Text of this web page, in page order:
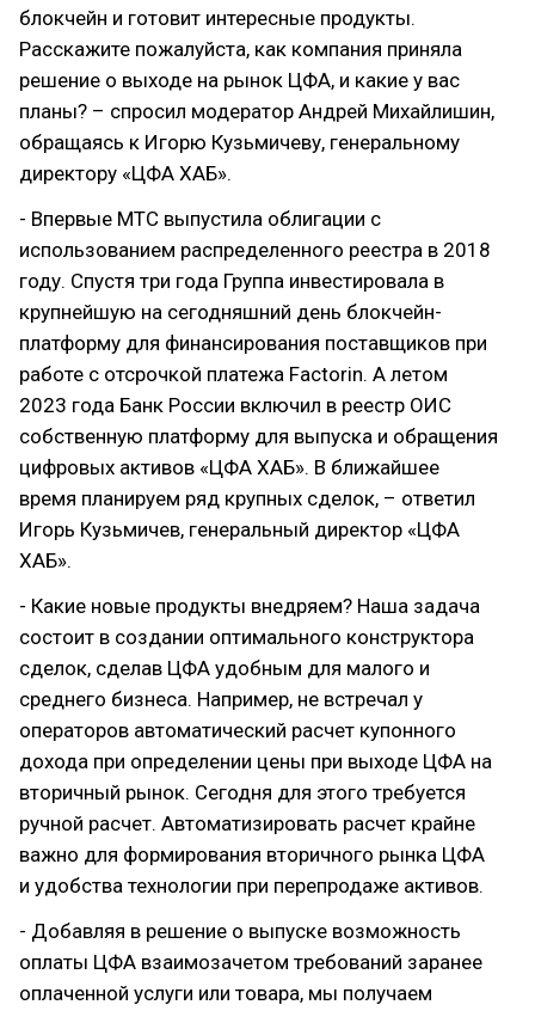
блокчейн и готовит интересные продукты.
Расскажите пожалуйста, как компания приняла
решение о выходе на рынок ЦФА, и какие у вас
планы? – спросил модератор Андрей Михайлишин,
обращаясь к Игорю Кузьмичеву, генеральному
директору «ЦФА ХАБ».
- Впервые МТС выпустила облигации с
использованием распределенного реестра в 2018
году. Спустя три года Группа инвестировала в
крупнейшую на сегодняшний день блокчейн-
платформу для финансирования поставщиков при
работе с отсрочкой платежа Factorin. А летом
2023 года Банк России включил в реестр ОИС
собственную платформу для выпуска и обращения
цифровых активов «ЦФА ХАБ». В ближайшее
время планируем ряд крупных сделок, – ответил
Игорь Кузьмичев, генеральный директор «ЦФА
ХАБ».
- Какие новые продукты внедряем? Наша задача
состоит в создании оптимального конструктора
сделок, сделав ЦФА удобным для малого и
среднего бизнеса. Например, не встречал у
операторов автоматический расчет купонного
дохода при определении цены при выходе ЦФА на
вторичный рынок. Сегодня для этого требуется
ручной расчет. Автоматизировать расчет крайне
важно для формирования вторичного рынка ЦФА
и удобства технологии при перепродаже активов.
- Добавляя в решение о выпуске возможность
оплаты ЦФА взаимозачетом требований заранее
оплаченной услуги или товара, мы получаем